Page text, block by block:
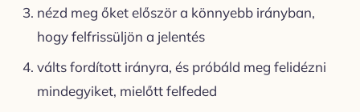
nézd meg őket először a könnyebb irányban,
hogy felfrissüljön a jelentés
válts fordított irányra, és próbáld meg felidézni
mindegyiket, mielőtt felfeded